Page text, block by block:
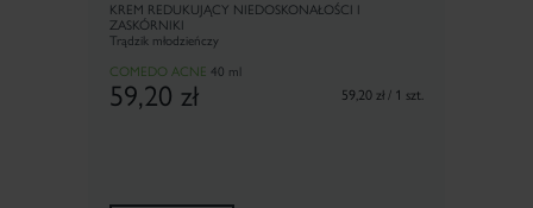
KREM REDUKUJĄCY NIEDOSKONAŁOŚCI I
ZASKÓRNIKI
Trądzik młodzieńczy
COMEDO ACNE 40 ml
59,20 zł 59,20 zł / 1 szt.